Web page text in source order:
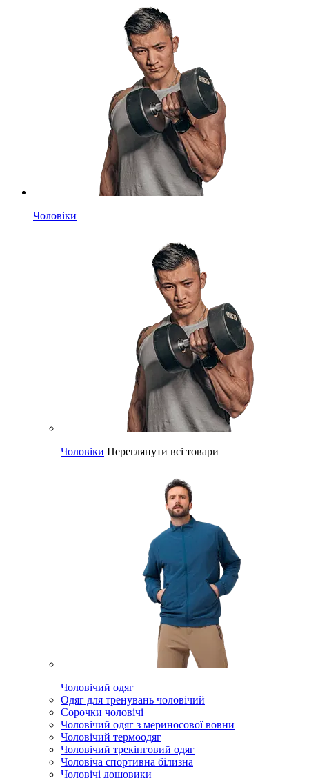
Чоловіки
Чоловіки Переглянути всі товари
Чоловічий одяг
Одяг для тренувань чоловічий
Сорочки чоловічі
Чоловічий одяг з мериносової вовни
Чоловічий термоодяг
Чоловічий трекінговий одяг
Чоловіча спортивна білизна
Чоловічі дощовики